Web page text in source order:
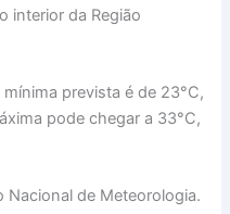
interior da Região
prevista é de 23°C,
pode chegar a 33°C,
de Meteorologia.